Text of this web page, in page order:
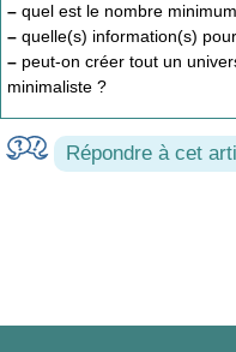
– quel est le nombre
– quelle(s) information(s)
– peut-on créer tout un
minimaliste ?
Répondre à cet